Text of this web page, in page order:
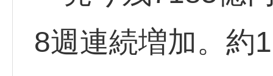
8週連続増加。約